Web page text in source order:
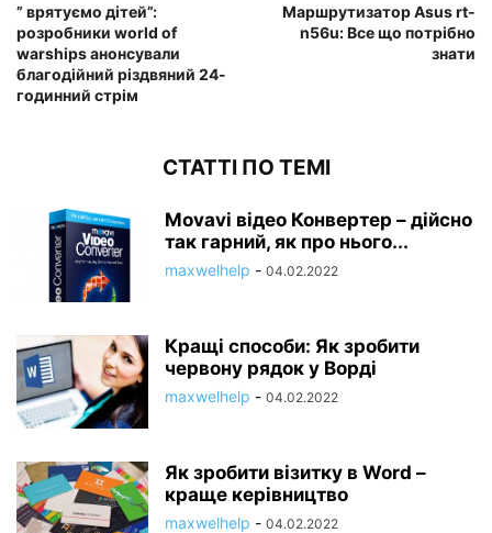
” врятуємо дітей”:
розробники world of
warships анонсували
благодійний різдвяний 24-
годинний стрім
Маршрутизатор Asus rt-
n56u: Все що потрібно
знати
СТАТТІ ПО ТЕМІ
Movavi відео Конвертер – дійсно
так гарний, як про нього...
maxwelhelp - 04.02.2022
Кращі способи: Як зробити
червону рядок у Ворді
maxwelhelp - 04.02.2022
Як зробити візитку в Word –
краще керівництво
maxwelhelp - 04.02.2022